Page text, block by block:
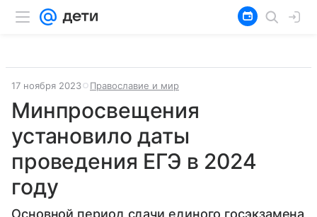
17 ноября 2023 Православие и мир
Минпросвещения
установило даты
проведения ЕГЭ в 2024
году
Основной период сдачи единого госэкзамена